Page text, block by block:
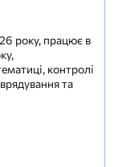
року, працює в
контролі
та